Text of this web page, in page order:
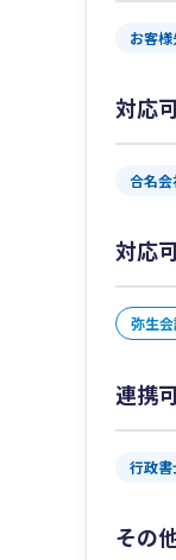
お客
対応
合名会
対応
弥生
連携
行政書
その